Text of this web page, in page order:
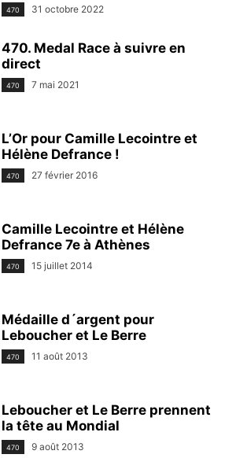
470 31 octobre 2022
470. Medal Race à suivre en
direct
470 7 mai 2021
L’Or pour Camille Lecointre et
Hélène Defrance !
470 27 février 2016
Camille Lecointre et Hélène
Defrance 7e à Athènes
470 15 juillet 2014
Médaille d´argent pour
Leboucher et Le Berre
470 11 août 2013
Leboucher et Le Berre prennent
la tête au Mondial
470 9 août 2013